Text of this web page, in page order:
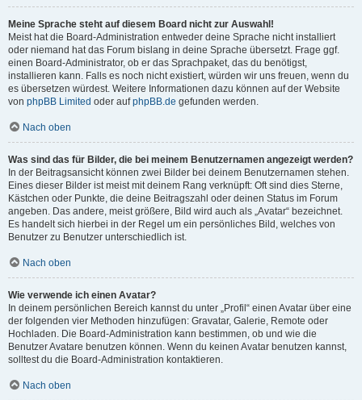
Meine Sprache steht auf diesem Board nicht zur Auswahl!
Meist hat die Board-Administration entweder deine Sprache nicht installiert
oder niemand hat das Forum bislang in deine Sprache übersetzt. Frage ggf.
einen Board-Administrator, ob er das Sprachpaket, das du benötigst,
installieren kann. Falls es noch nicht existiert, würden wir uns freuen, wenn du
es übersetzen würdest. Weitere Informationen dazu können auf der Website
von phpBB Limited oder aufphpBB.de gefunden werden.
Nach oben
Was sind das für Bilder, die bei meinem Benutzernamen angezeigt werden?
In der Beitragsansicht können zwei Bilder bei deinem Benutzernamen stehen.
Eines dieser Bilder ist meist mit deinem Rang verknüpft: Oft sind dies Sterne,
Kästchen oder Punkte, die deine Beitragszahl oder deinen Status im Forum
angeben. Das andere, meist größere, Bild wird auch als „Avatar“ bezeichnet.
Es handelt sich hierbei in der Regel um ein persönliches Bild, welches von
Benutzer zu Benutzer unterschiedlich ist.
Nach oben
Wie verwende ich einen Avatar?
In deinem persönlichen Bereich kannst du unter „Profil“ einen Avatar über eine
der folgenden vier Methoden hinzufügen: Gravatar, Galerie, Remote oder
Hochladen. Die Board-Administration kann bestimmen, ob und wie die
Benutzer Avatare benutzen können. Wenn du keinen Avatar benutzen kannst,
solltest du die Board-Administration kontaktieren.
Nach oben